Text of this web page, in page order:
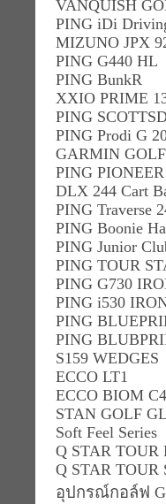
VANQUISH
PING iDi
MIZUNO JPX
PING G440 HL
PING BunkR
XXIO PRIME
PING
PING Prodi G
GARMIN GOLF
PING
DLX 244 Cart
PING Traverse
PING Boonie
PING Junior
PING TOUR
PING G730
PING i530
PING
PING
S159 WEDGES
ECCO LT1
ECCO BIOM
STAN GOLF
Soft Feel Series
Q STAR TOUR
Q STAR TOUR
อุปกรณ์กอล์ฟ